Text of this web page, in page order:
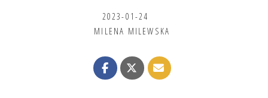
2023-01-24
MILENA MILEWSKA